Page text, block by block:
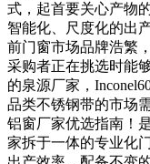
式，起首要关心产物
智能化、尺度化的出
前门窗市场品牌浩繁
采购者正在挑选时能
的泉源厂家，
品类不锈钢带的市场
铝窗厂家优选指南！
家拆于一体的专业化